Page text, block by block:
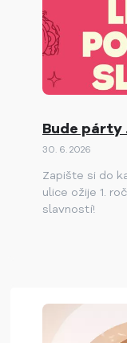
Bude párty
30. 6. 2026
Zapište si do
ulice ožije 1.
slavností!